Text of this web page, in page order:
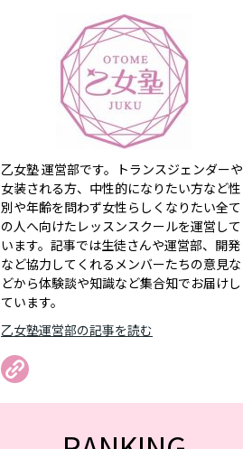
乙女塾 運営部です。トランスジェンダーや
女装される方、中性的になりたい方など性
別や年齢を問わず女性らしくなりたい全て
の人へ向けたレッスンスクールを運営して
います。記事では生徒さんや運営部、開発
など協力してくれるメンバーたちの意見な
どから体験談や知識など集合知でお届けし
ています。
乙女塾運営部の記事を読む